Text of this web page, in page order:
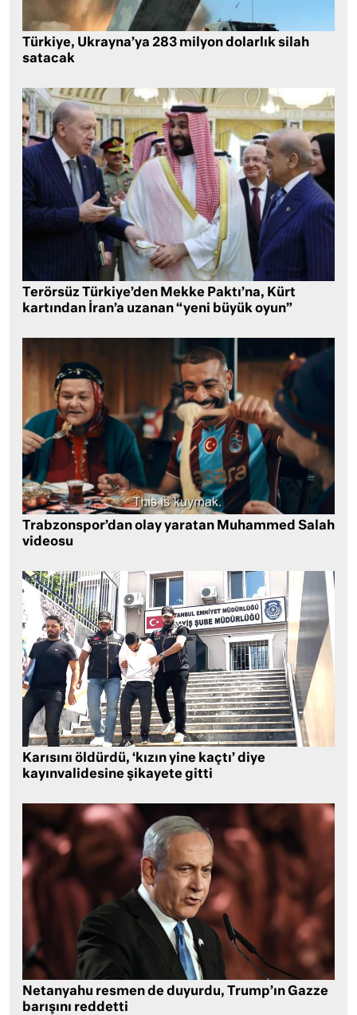
Türkiye, Ukrayna’ya 283 milyon dolarlık silah
satacak
Terörsüz Türkiye’den Mekke Paktı’na, Kürt
kartından İran’a uzanan “yeni büyük oyun”
Trabzonspor’dan olay yaratan Muhammed Salah
videosu
Karısını öldürdü, ‘kızın yine kaçtı’ diye
kayınvalidesine şikayete gitti
Netanyahu resmen de duyurdu, Trump’ın Gazze
barışını reddetti